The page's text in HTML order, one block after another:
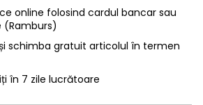
online folosind cardul bancar sau
(Ramburs)
schimba gratuit articolul în termen
în 7 zile lucrătoare